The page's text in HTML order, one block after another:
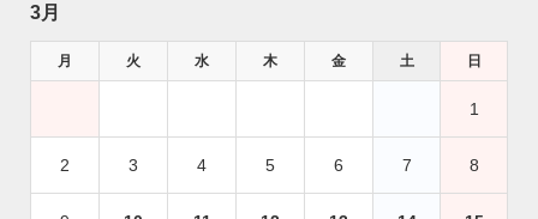
3月
月 火 水 木 金 土 日
1
2 3 4 5 6 7 8